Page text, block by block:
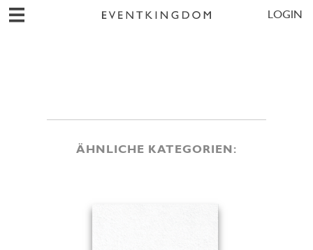
LOGIN
ÄHNLICHE KATEGORIEN: